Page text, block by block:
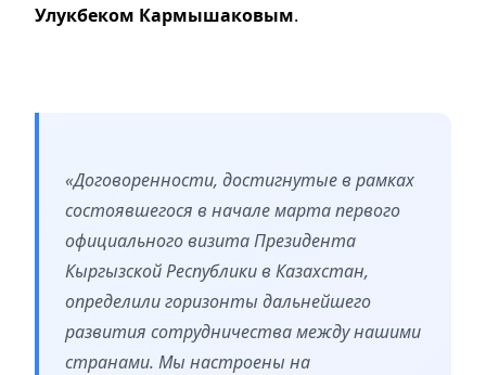
Улукбеком Кармышаковым.
«Договоренности, достигнутые в рамках
состоявшегося в начале марта первого
официального визита Президента
Кыргызской Республики в Казахстан,
определили горизонты дальнейшего
развития сотрудничества между нашими
странами. Мы настроены на